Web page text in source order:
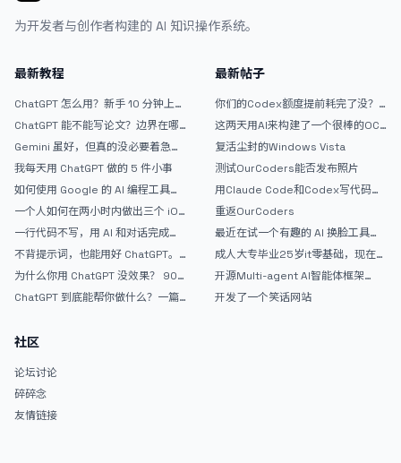
为开发者与创作者构建的 AI 知识操作系统。
最新教程
ChatGPT 怎么用？新手 10 分钟上手
ChatGPT 能不能写论文？边界在哪
Gemini 虽好，但真的没必要着急放
弃 ChatGPT
我每天用 ChatGPT 做的 5 件小事
如何使用 Google 的 AI 编程工具
AntiGravity：独立开发者的新时代
武器
一个人如何在两小时内做出三个 iOS
APP？｜AntiGravity + Gemini 3 实
战完整记录
一行代码不写，用 AI 和对话完成一
个完整网站：《图书天堂》实战记录
不背提示词，也能用好 ChatGPT。
一个万能提问模板
为什么你用 ChatGPT 没效果？ 90%
的人第一步就问错了
ChatGPT 到底能帮你做什么？一篇
最新帖子
你们的Codex额度提前耗完了没？
戒断反应如何？
这两天用AI来构建了一个很棒的OC
论坛精华区
复活尘封的Windows Vista
测试OurCoders能否发布照片
用Claude Code和Codex写代码真
的爽，但是App怎么挣钱还是很难啊
重返OurCoders
最近在试一个有趣的 AI 换脸工具，
效果挺不错
成人大专毕业25岁it零基础，现在想
考软件设计师，有什么好的建议吗，
谢谢！
开源Multi-agent AI智能体框架
aevatar.ai，欢迎大家贡献代码
开发了一个笑话网站
社区
论坛讨论
碎碎念
友情链接